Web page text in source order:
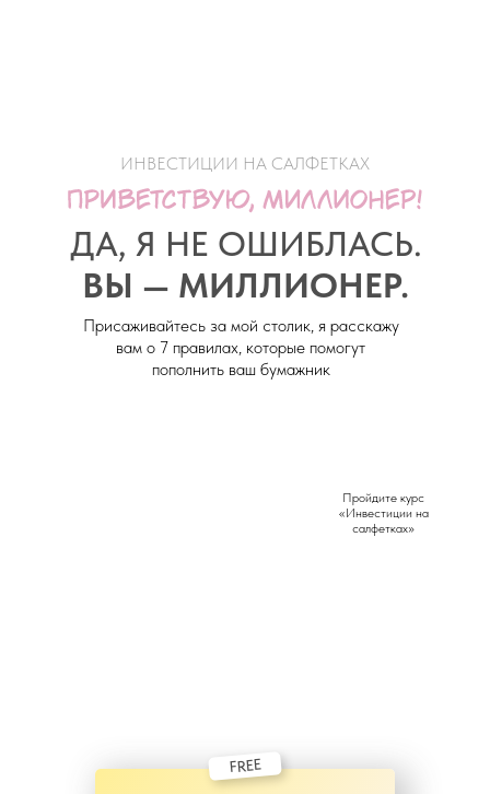
ДА, Я НЕ ОШИБЛАСЬ.
ВЫ — МИЛЛИОНЕР.
Присаживайтесь за мой столик, я расскажу
вам о 7 правилах, которые помогут
пополнить ваш бумажник
ИНВЕСТИЦИИ НА САЛФЕТКАХ
Пройдите курс
«Инвестиции на
салфетках»
FREE